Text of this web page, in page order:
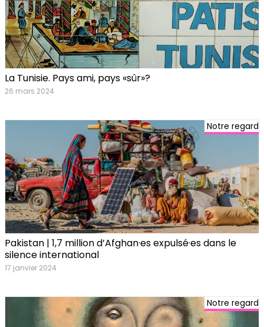
La Tunisie. Pays ami, pays «sûr»?
26 mars 2024
Notre regard
Pakistan | 1,7 million d’Afghan·es expulsé·es dans le
silence international
17 janvier 2024
Notre regard